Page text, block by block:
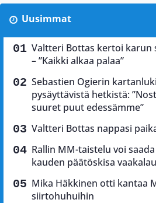
Uusimmat
Valtteri Bottas kertoi karun
– ”Kaikki alkaa palaa”
Sebastien Ogierin
pysäyttävistä hetkistä:
suuret puut edessämme”
Valtteri Bottas nappasi
Rallin MM-taistelu voi
kauden päätöskisa
Mika Häkkinen otti kantaa
siirtohuhuihin